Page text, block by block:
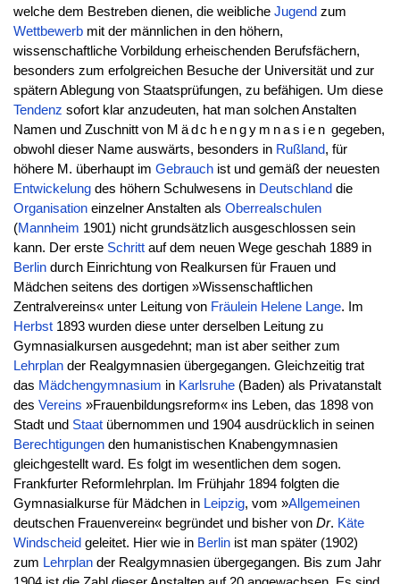
welche dem Bestreben dienen, die weibliche Jugend zum
Wettbewerbmit der männlichen in den höhern,
wissenschaftliche Vorbildung erheischenden Berufsfächern,
besonders zum erfolgreichen Besuche der Universität und zur
spätern Ablegung von Staatsprüfungen, zu befähigen. Um diese
Tendenz sofort klar anzudeuten, hat man solchen Anstalten
Namen und Zuschnitt von Mädchengymnasien gegeben,
obwohl dieser Name auswärts, besonders in Rußland, für
höhere M. überhaupt im Gebrauchist und gemäß der neuesten
Entwickelungdes höhern Schulwesens in Deutschland die
Organisationeinzelner Anstalten als Oberrealschulen
(Mannheim 1901) nicht grundsätzlich ausgeschlossen sein
kann. Der erste Schrittauf dem neuen Wege geschah 1889 in
Berlindurch Einrichtung von Realkursen für Frauen und
Mädchen seitens des dortigen »Wissenschaftlichen
Zentralvereins« unter Leitung von Fräulein Helene Lange. Im
Herbst1893 wurden diese unter derselben Leitung zu
Gymnasialkursen ausgedehnt; man ist aber seither zum
Lehrplander Realgymnasien übergegangen. Gleichzeitig trat
das Mädchengymnasium in Karlsruhe(Baden) als Privatanstalt
des Vereins »Frauenbildungsreform« ins Leben, das 1898 von
Stadt und Staatübernommen und 1904 ausdrücklich in seinen
Berechtigungenden humanistischen Knabengymnasien
gleichgestellt ward. Es folgt im wesentlichen dem sogen.
Frankfurter Reformlehrplan. Im Frühjahr 1894 folgten die
Gymnasialkurse für Mädchen in Leipzig, vom »Allgemeinen
deutschen Frauenverein« begründet und bisher von Dr. Käte
Windscheid geleitet. Hier wie in Berlinist man später (1902)
zum Lehrplander Realgymnasien übergegangen. Bis zum Jahr